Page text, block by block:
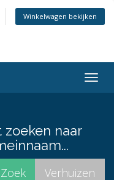
Winkelwagen bekijken
naar